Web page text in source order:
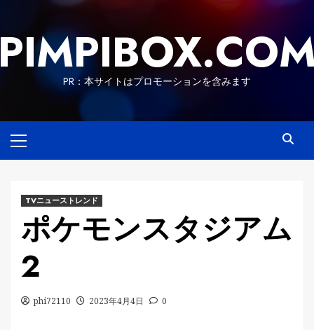
content
PR：本サイトはプロモーションを含みます
Menu
TVニューストレンド
ポケモンスタジアム
2
phi72110 2023年4月4日 0